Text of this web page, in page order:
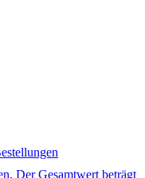
Der Gesamtwert beträgt